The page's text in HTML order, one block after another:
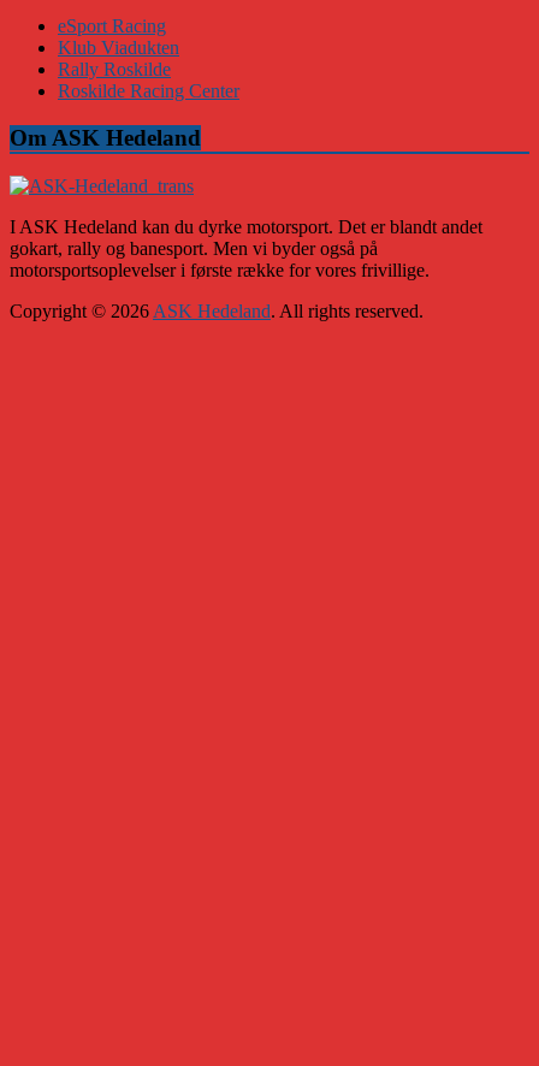
eSport Racing
Klub Viadukten
Rally Roskilde
Roskilde Racing Center
Om ASK Hedeland
I ASK Hedeland kan du dyrke motorsport. Det er blandt andet
gokart, rally og banesport. Men vi byder også på
motorsportsoplevelser i første række for vores frivillige.
Copyright © 2026ASK Hedeland. All rights reserved.